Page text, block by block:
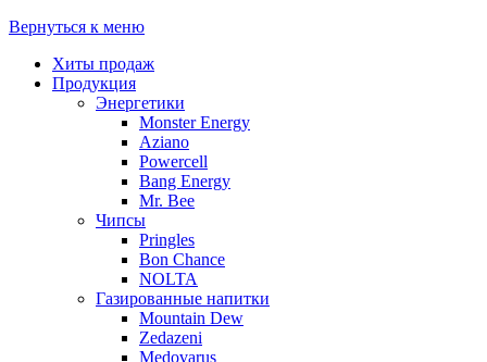
Вернуться к меню
Хиты продаж
Продукция
Энергетики
Monster Energy
Aziano
Powercell
Bang Energy
Mr. Bee
Чипсы
Pringles
Bon Chance
NOLTA
Газированные напитки
Mountain Dew
Zedazeni
Medovarus